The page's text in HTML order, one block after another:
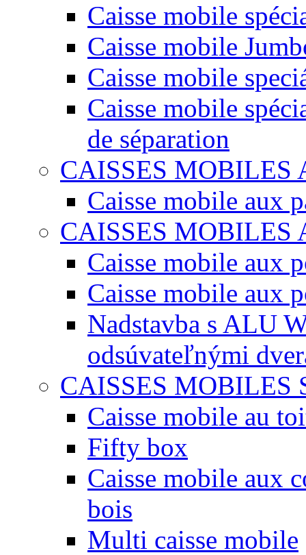
Caisse mobile
Caisse mobile
Caisse mobile
Caisse mobile
de séparation
CAISSES MOBILES
Caisse mobile aux
CAISSES MOBILES
Caisse mobile aux
Caisse mobile aux
Nadstavba s ALU
odsúvateľnými
CAISSES MOBILES
Caisse mobile au
Fifty box
Caisse mobile aux
bois
Multi caisse mobile